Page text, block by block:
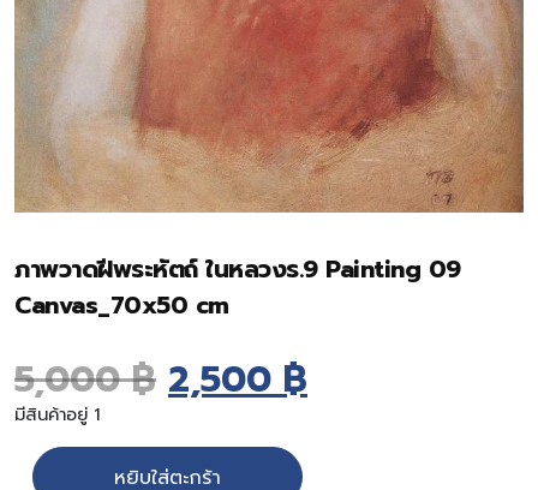
ภาพวาดฝีพระหัตถ์ ในหลวงร.9 Painting 09
Canvas_70x50 cm
5,000฿ Original price was:
2,500฿
มีสินค้าอยู่ 1
จำนวน ภาพวาดฝีพระหัตถ์ ในหลวงร.9 Painting 09
หยิบใส่ตะกร้า